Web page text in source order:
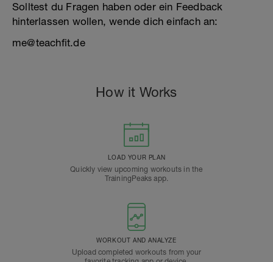
Solltest du Fragen haben oder ein Feedback
hinterlassen wollen, wende dich einfach an:
me@teachfit.de
How it Works
LOAD YOUR PLAN
Quickly view upcoming workouts in the
TrainingPeaks app.
WORKOUT AND ANALYZE
Upload completed workouts from your